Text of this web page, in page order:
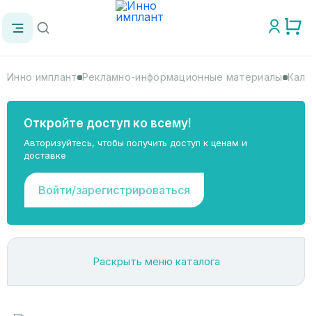
Инно имплант Рекламно-информационные материалы
Откройте доступ ко всему!
Авторизуйтесь, чтобы получить доступ к ценам и
доставке
Войти/зарегистрироваться
Раскрыть меню каталога